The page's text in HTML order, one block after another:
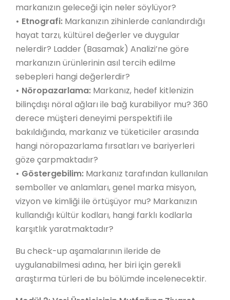
markanızın geleceği için neler söylüyor?
• Etnografi: Markanızın zihinlerde canlandırdığı
hayat tarzı, kültürel değerler ve duygular
nelerdir? Ladder (Basamak) Analizi’ne göre
markanızın ürünlerinin asıl tercih edilme
sebepleri hangi değerlerdir?
• Nöropazarlama: Markanız, hedef kitlenizin
bilinçdışı nöral ağları ile bağ kurabiliyor mu? 360
derece müşteri deneyimi perspektifi ile
bakıldığında, markanız ve tüketiciler arasında
hangi nöropazarlama fırsatları ve bariyerleri
göze çarpmaktadır?
• Göstergebilim: Markanız tarafından kullanılan
semboller ve anlamları, genel marka misyon,
vizyon ve kimliği ile örtüşüyor mu? Markanızın
kullandığı kültür kodları, hangi farklı kodlarla
karşıtlık yaratmaktadır?
Bu check-up aşamalarının ileride de
uygulanabilmesi adına, her biri için gerekli
araştırma türleri de bu bölümde incelenecektir.